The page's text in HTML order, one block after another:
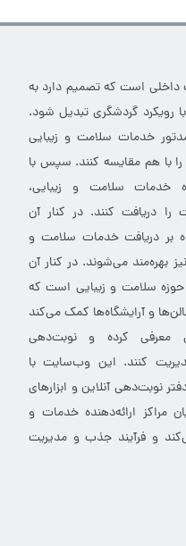
داخلی است که تصمیم دارد به
رویکرد گردشگری تبدیل شود.
خدمات سلامت و زیبایی
با هم مقایسه کنند. سپس با
خدمات سلامت و زیبایی،
دریافت کنند. در کنار آن
بر دریافت خدمات سلامت و
بهره‌مند می‌شوند. در کنار آن
سلامت و زیبایی است که
و آرایشگاه‌ها کمک می‌کند
معرفی کرده و نوبت‌دهی
کنند. این وب‌سایت با
نوبت‌دهی آنلاین و ابزارهای
مراکز ارائه‌دهنده خدمات و
و فرآیند جذب و مدیریت